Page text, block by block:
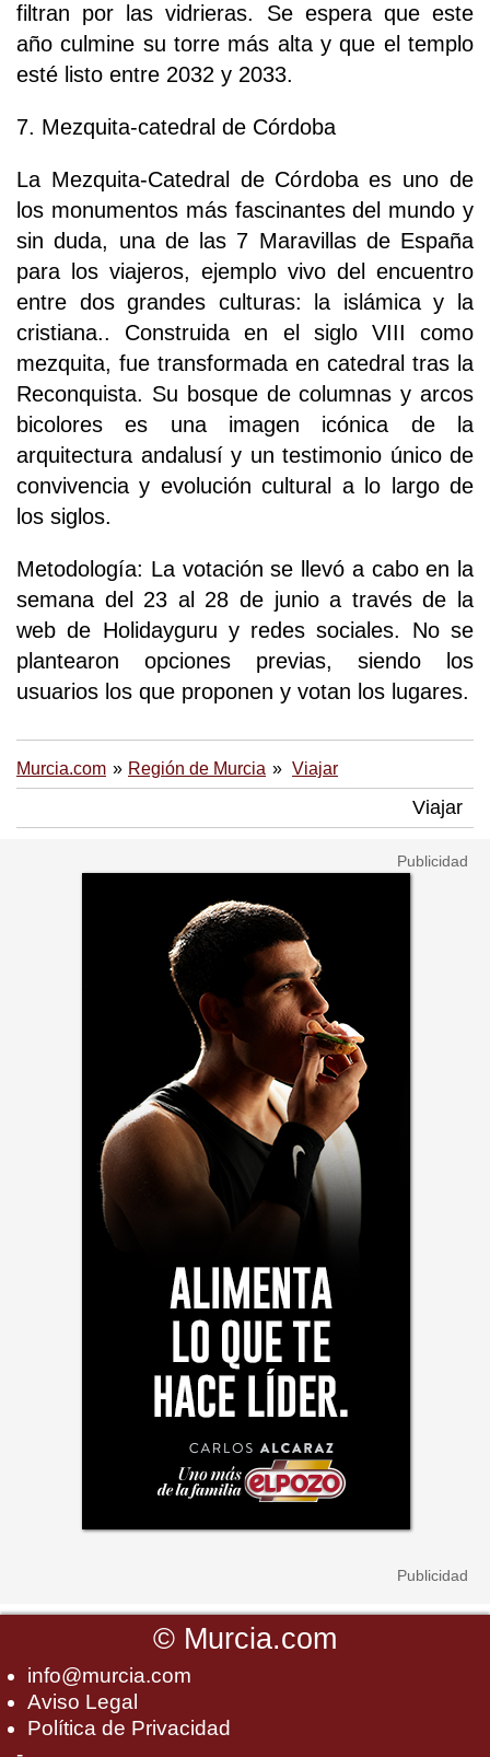
filtran por las vidrieras. Se espera que este
año culmine su torre más alta y que el templo
esté listo entre 2032 y 2033.
7. Mezquita-catedral de Córdoba
La Mezquita-Catedral de Córdoba es uno de
los monumentos más fascinantes del mundo y
sin duda, una de las 7 Maravillas de España
para los viajeros, ejemplo vivo del encuentro
entre dos grandes culturas: la islámica y la
cristiana.. Construida en el siglo VIII como
mezquita, fue transformada en catedral tras la
Reconquista. Su bosque de columnas y arcos
bicolores es una imagen icónica de la
arquitectura andalusí y un testimonio único de
convivencia y evolución cultural a lo largo de
los siglos.
Metodología: La votación se llevó a cabo en la
semana del 23 al 28 de junio a través de la
web de Holidayguru y redes sociales. No se
plantearon opciones previas, siendo los
usuarios los que proponen y votan los lugares.
Murcia.com Región de Murcia Viajar
Viajar
© Murcia.com
info@murcia.com
Aviso Legal
Política de Privacidad